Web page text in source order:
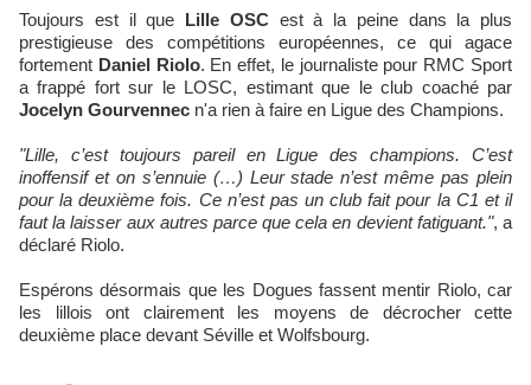
Toujours est il que Lille OSCest à la peine dans la plus
prestigieuse des compétitions européennes, ce qui agace
fortement Daniel Riolo. En effet, le journaliste pour RMC Sport
a frappé fort sur le LOSC, estimant que le club coaché par
Jocelyn Gourvennec n'a rien à faire en Ligue des Champions.
"Lille, c’est toujours pareil en Ligue des champions. C’est
inoffensif et on s’ennuie (…) Leur stade n’est même pas plein
pour la deuxième fois. Ce n’est pas un club fait pour la C1 et il
faut la laisser aux autres parce que cela en devient fatiguant.", a
déclaré Riolo.
Espérons désormais que les Dogues fassent mentir Riolo, car
les lillois ont clairement les moyens de décrocher cette
deuxième place devant Séville et Wolfsbourg.